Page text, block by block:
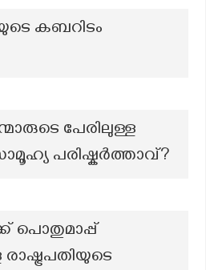
കബറിടം
പേരിലുള്ള
പരിഷ്കര്‍ത്താവ്‌?
പൊതുമാപ്പ്